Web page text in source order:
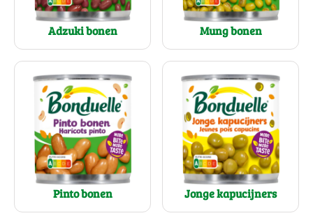
Adzuki bonen Mung bonen
Pinto bonen Jonge kapucijners